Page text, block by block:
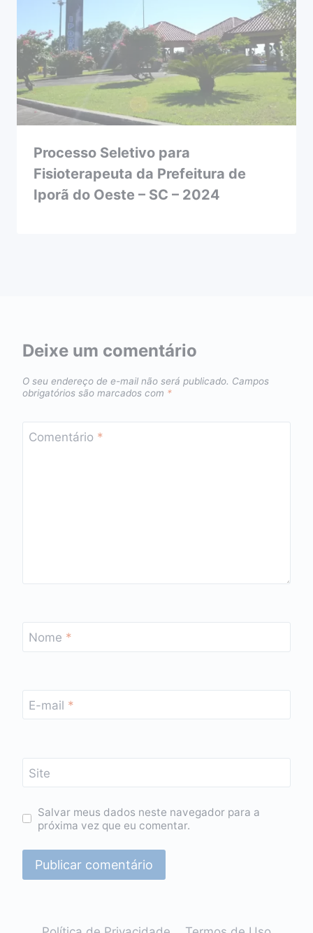
Processo Seletivo para
Fisioterapeuta da Prefeitura de
Iporã do Oeste – SC – 2024
Deixe um comentário
O seu endereço de e-mail não será publicado. Campos
obrigatórios são marcados com *
Comentário *
Nome *
E-mail *
Site
Salvar meus dados neste navegador para a
próxima vez que eu comentar.